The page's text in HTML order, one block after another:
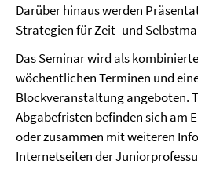
Darüber hinaus werden
Strategien für Zeit- und
Das Seminar wird als
wöchentlichen Terminen und
Blockveranstaltung angeboten.
Abgabefristen befinden sich am
oder zusammen mit weiteren
Internetseiten der